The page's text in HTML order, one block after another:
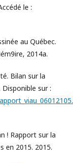
le :
au Québec.
2014a.
Bilan sur la
sur :
! Rapport sur la
en 2015. 2015.